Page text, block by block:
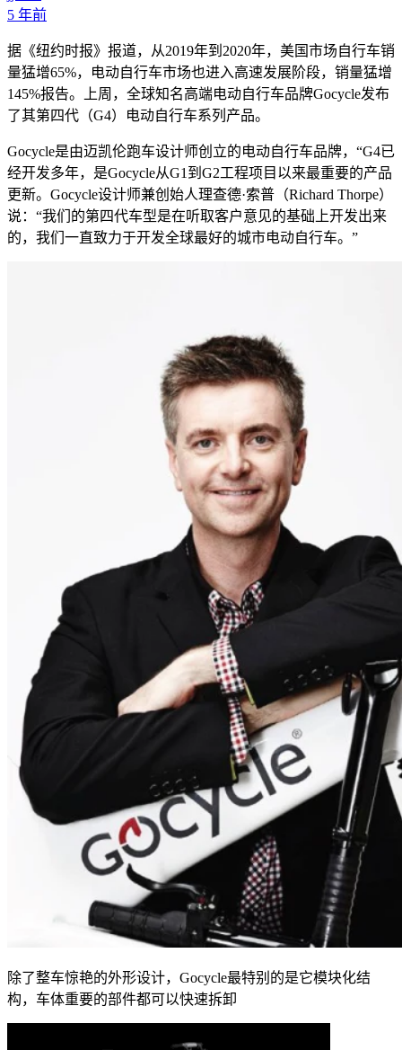
5 年前
据《纽约时报》报道，从2019年到2020年，美国市场自行车销
量猛增65%，电动自行车市场也进入高速发展阶段，销量猛增
145%报告。上周，全球知名高端电动自行车品牌Gocycle发布
了其第四代（G4）电动自行车系列产品。
Gocycle是由迈凯伦跑车设计师创立的电动自行车品牌，“G4已
经开发多年，是Gocycle从G1到G2工程项目以来最重要的产品
更新。Gocycle设计师兼创始人理查德·索普（Richard Thorpe）
说：“我们的第四代车型是在听取客户意见的基础上开发出来
的，我们一直致力于开发全球最好的城市电动自行车。”
除了整车惊艳的外形设计，Gocycle最特别的是它模块化结
构，车体重要的部件都可以快速拆卸